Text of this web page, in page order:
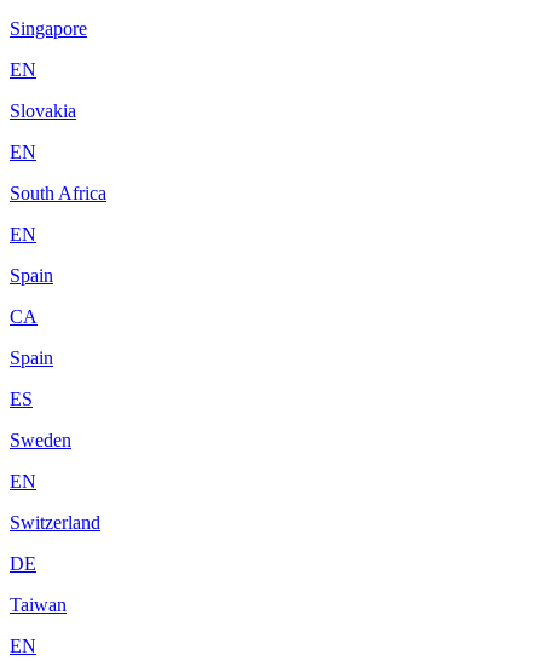
Singapore
EN
Slovakia
EN
South Africa
EN
Spain
CA
Spain
ES
Sweden
EN
Switzerland
DE
Taiwan
EN